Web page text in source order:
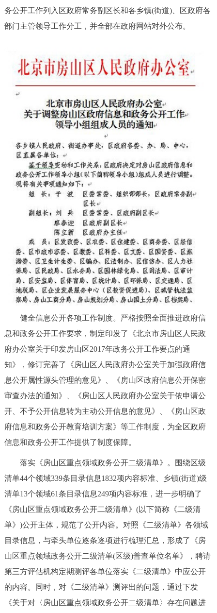
务公开工作列入区政府常务副区长和各乡镇(街道)、区政府各
部门主管领导工作分工，并全部在政府网站对外公布。
健全信息公开各项工作制度。严格按照全面推进政府信
息和政务公开工作要求，制定印发了《北京市房山区人民政
府办公室关于印发房山区2017年政务公开工作要点的通
知》，修订完善了《房山区人民政府办公室关于加强政府信
息公开属性源头管理的意见》、《房山区政府信息公开保密
审查办法的通知》、《房山区人民政府办公室关于依申请公
开、不予公开信息转为主动公开信息的意见》、《房山区政
府信息和政务公开教育培训方案》等工作制度，为全区政府
信息和政务公开工作提供了制度保障。
落实《房山区重点领域政务公开二级清单》。围绕区级
清单44个领域339条目录信息1832项内容标准、乡镇(街道)级
清单13个领域61条目录信息249项内容标准，进一步明确了
《房山区重点领域政务公开二级清单》(以下简称《二级清
单》)公开主体，规范了公开内容。对照《二级清单》各领域
目录信息，与牵头单位逐条逐项进行梳理汇总，形成了《房
山区重点领域政务公开二级清单(区级)普查单位名单》，聘请
第三方评估机构定期测评各单位落实《二级清单》中应公开
的内容。同时，对《二级清单》测评出的问题，通过下发
《关于对〈房山区重点领域政务公开二级清单〉存在问题进